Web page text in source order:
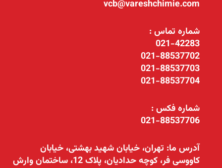
vcb@vareshchimie.com
شماره تماس :
021-42283
021-88537702
021-88537703
021-88537704
شماره فکس :
021-88537706
آدرس ما: تهران، خیابان شهید بهشتی، خیابان
کاووسی فر، کوچه حدادیان، پلاک 12، ساختمان وارش